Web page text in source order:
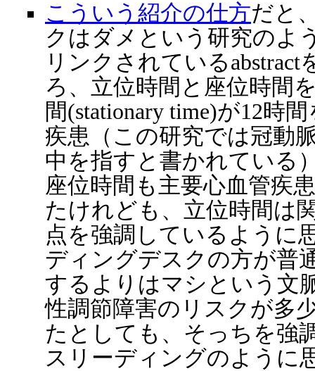
こういう紹介の仕方だと
クはダメという研究のよ
リンクされている
ろ、立位時間と座位時間
間(stationary time)が12時
疾患（この研究では冠動
中を指すと書かれている
座位時間も主要心血管疾
たけれども、立位時間は
点を強調しているように
ディングデスクの方が普
するよりはマシという文
性調節障害のリスクが多
たとしても、そっちを強
スリーディングのように